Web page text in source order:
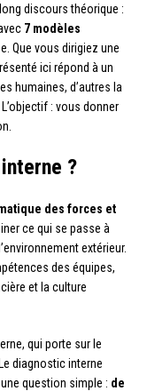
discours théorique :
7 modèles
Que vous dirigiez une
ici répond à un
humaines, d’autres la
: vous donner
?
des forces et
ce qui se passe à
extérieur.
des équipes,
et la culture
qui porte sur le
diagnostic interne
question simple : de